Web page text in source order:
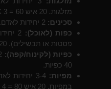
מזלגות. 20 איש X 3 = 60 מזלגות.
סכינים:
כפות (לאוכל):
2
פסטות או תבשילים). 20 איש X 2 = 40 כפות.
כפיות (לקינוח/קפה):
40 כפיות.
מפיות:
3-4
במפיות. 20 איש X 4 = 80 מפיות.